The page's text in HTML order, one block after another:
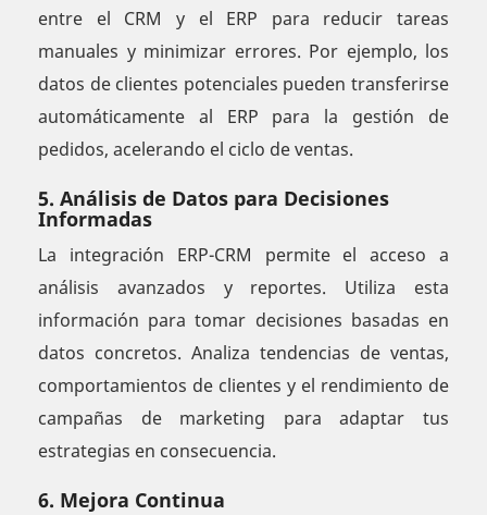
entre el CRM y el ERP para reducir tareas
manuales y minimizar errores. Por ejemplo, los
datos de clientes potenciales pueden transferirse
automáticamente al ERP para la gestión de
pedidos, acelerando el ciclo de ventas.
5. Análisis de Datos para Decisiones
Informadas
La integración ERP-CRM permite el acceso a
análisis avanzados y reportes. Utiliza esta
información para tomar decisiones basadas en
datos concretos. Analiza tendencias de ventas,
comportamientos de clientes y el rendimiento de
campañas de marketing para adaptar tus
estrategias en consecuencia.
6. Mejora Continua